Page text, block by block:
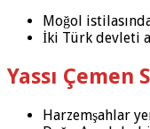
Moğol
İki Türk devleti
Yassı Çemen
Harzemşahlar